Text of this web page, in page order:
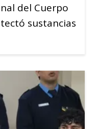
del Cuerpo
sustancias